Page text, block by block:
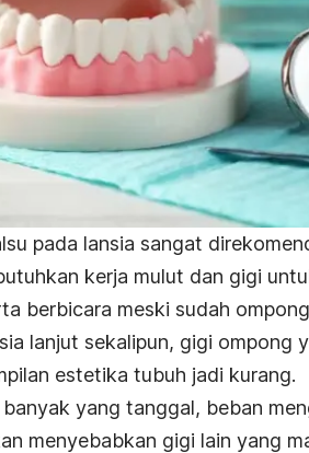
pada lansia sangat
kerja mulut dan gigi
berbicara meski sudah
lanjut sekalipun, gigi ompong
estetika tubuh jadi kurang.
yang tanggal, beban
menyebabkan gigi lain yang